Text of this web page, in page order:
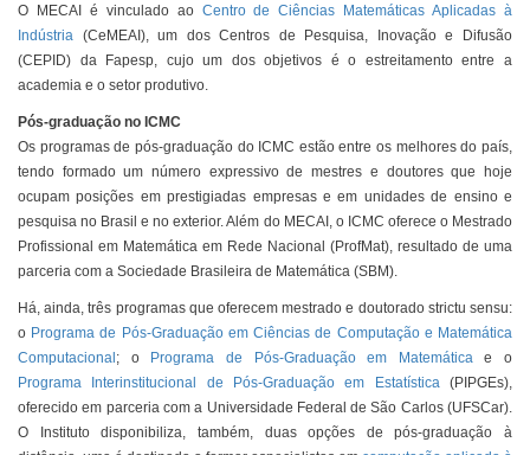
O MECAI é vinculado ao Centro de Ciências Matemáticas Aplicadas à
Indústria (CeMEAI), um dos Centros de Pesquisa, Inovação e Difusão
(CEPID) da Fapesp, cujo um dos objetivos é o estreitamento entre a
academia e o setor produtivo.
Pós-graduação no ICMC
Os programas de pós-graduação do ICMC estão entre os melhores do país,
tendo formado um número expressivo de mestres e doutores que hoje
ocupam posições em prestigiadas empresas e em unidades de ensino e
pesquisa no Brasil e no exterior. Além do MECAI, o ICMC oferece o Mestrado
Profissional em Matemática em Rede Nacional (ProfMat), resultado de uma
parceria com a Sociedade Brasileira de Matemática (SBM).
Há, ainda, três programas que oferecem mestrado e doutorado strictu sensu:
o Programa de Pós-Graduação em Ciências de Computação e Matemática
Computacional; o Programa de Pós-Graduação em Matemática e o
Programa Interinstitucional de Pós-Graduação em Estatística (PIPGEs),
oferecido em parceria com a Universidade Federal de São Carlos (UFSCar).
O Instituto disponibiliza, também, duas opções de pós-graduação à